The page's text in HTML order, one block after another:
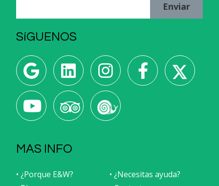
Enviar
SíGUENOS
MAS INFO
• ¿Porque E&W?
• ¿Necesitas ayuda?